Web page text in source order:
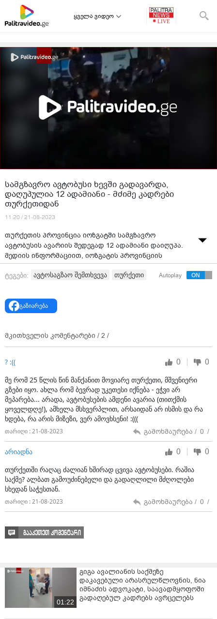
ყველა ვიდეო
სამგზავრო ავტობუსი ხევში გადავარდა,
დაღუპულია 12 ადამიანი - მძიმე კადრები
თურქეთიდან
11:20 / 21-08-2023
თურქეთის პროვინცია იოზგატში სამგზავრო
ავტობუსის ავარიის შედეგად 12 ადამიანი დაიღუპა.
მედიის ინფორმაციით, იოზგატის პროვინციის
სორგუნის რაიონში სამგზავრო ავტობუსი ხევში
გადავარდა.
დაშავებულები სორგუნის საავადმყოფოში
გადაიყვანეს.
თურქეთის იუსტიციის მინისტრის, ილმაზ ტუნჩის
განცხადებით, ავარიის მიზეზების დასადგენად
ტეგები: ავტოსაგზაო შემთხვევა თურქეთი Autoplay
გაზიარება
მკითხველის კომენტარები / 2 /
? :(( 0 0
მე რომ 25 წლის წინ მანქანით მოვიარე თურქეთი, მშვენიერი
გზები იყო. ახლა რომ ბევრად უკეთესი იქნება - ეჭვი არ
მეპარება... არადა, ავტობუსების ამდენი ავარია (თითქმის
ყოველდღე!), ამხელა მსხვერპლით, არსაიდან არ ისმის და რა
ხდება, რა არის მიზეზი, ვერ ამოვხსენი! :(((
თარიღი : 21-08-2023 გამოხმაურება / 0 /
არიადნა 0 0
თურქეთში რაღაც ძალიან ხშირად ცვივა ავტობუსები. რაშია
საქმე? ალბათ გამოუძინებელი და გადაღლილი მძღოლები
სხედან საჭესთან.
თარიღი : 21-08-2023 გამოხმაურება / 0 /
გააკეთეთ კომენტარი
01:22
გიგა ავალიანის საქმეზე
დაკავებული არასრულწლოვნის, ნია
იმნაძის ადვოკატი, საავადმყოფოში
გადაღებულ კადრებს ავრცელებს